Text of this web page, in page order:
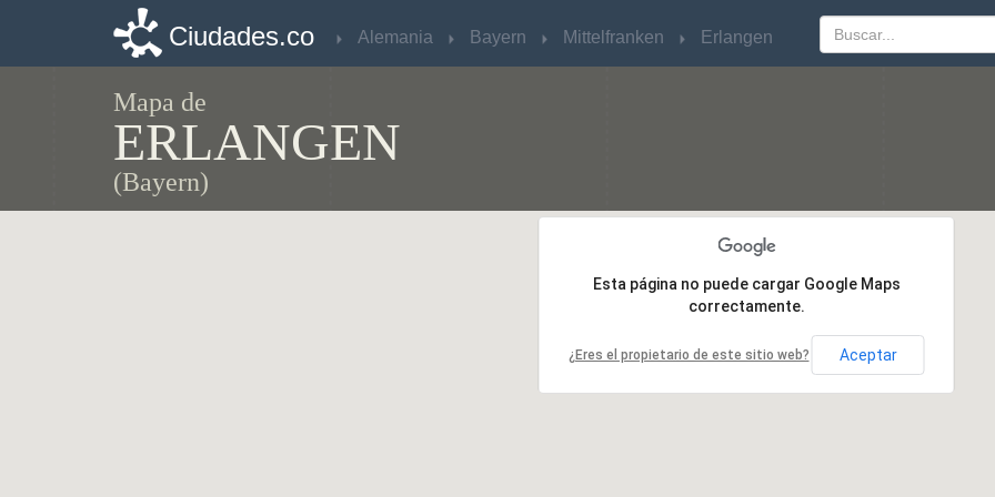
Ciudades.co Alemania Bayern Mittelfranken Erlangen
Mapa de
ERLANGEN
(Bayern)
Esta página no puede cargar Google Maps
correctamente.
¿Eres el propietario de este sitio web? Aceptar
Esta página no puede cargar Google Maps
correctamente.
¿Eres el propietario de este sitio web? Aceptar
Ciudades.co Alemania Bayern Mittelfranken Erlangen